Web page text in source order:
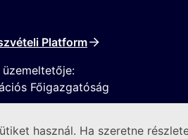
használ. Ha szeretne
Platform
Főigazgatóság